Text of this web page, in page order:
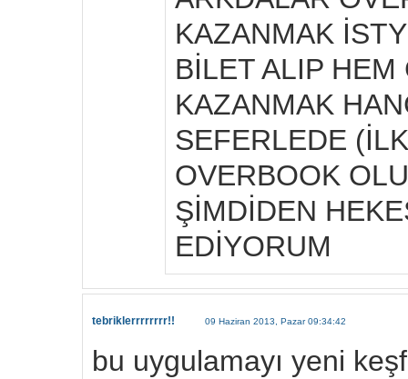
KAZANMAK
BİLET ALIP
KAZANMAK
SEFERLEDE
OVERBOOK
ŞİMDİDEN
EDİYORUM
tebriklerrrrrrrr!! 09 Haziran 2013, Pazar 09:34:42
bu uygulamayı yeni